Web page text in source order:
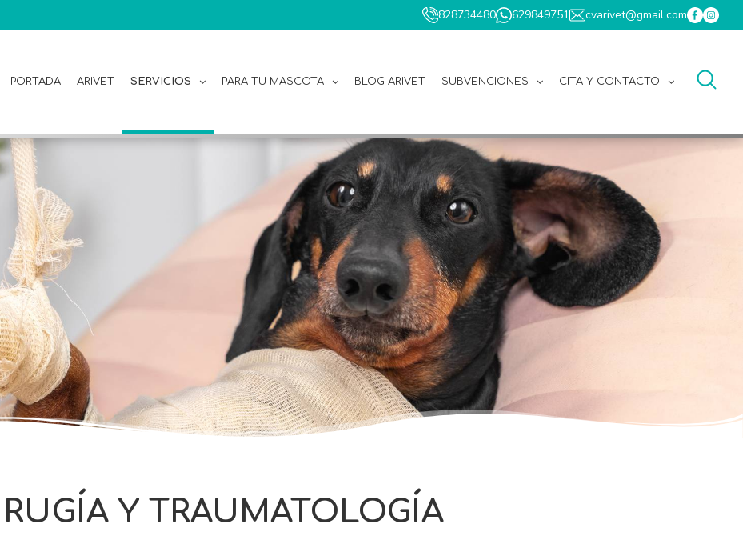
828734480 629849751 cvarivet@gmail.com
PORTADA ARIVET SERVICIOS PARA TU MASCOTA BLOG ARIVET SUBVENCIONES CITA Y CONTACTO
Y TRAUMATOLOGÍA